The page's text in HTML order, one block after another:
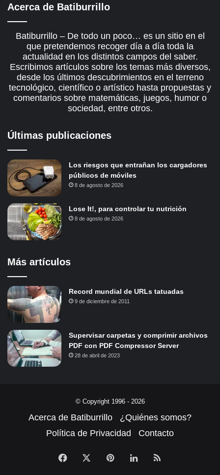
Acerca de Batiburrillo
Batiburrillo – De todo un poco… es un sitio en el
que pretendemos recoger día a día toda la
actualidad en los distintos campos del saber.
Escribimos artículos sobre los temas más diversos,
desde los últimos descubrimientos en el terreno
tecnológico, científico o artístico hasta propuestas y
comentarios sobre matemáticas, juegos, humor o
sociedad, entre otros.
Últimas publicaciones
Los riesgos que entrañan los cargadores
públicos de móviles
8 de agosto de 2026
Lose It!, para controlar tu nutrición
8 de agosto de 2026
Más artículos
Record mundial de URLs tatuadas
9 de diciembre de 2011
Supervisar carpetas y comprimir archivos
PDF con PDF Compressor Server
28 de abril de 2023
© Copyright 1996 - 2026
Acerca de Batiburrillo
¿Quiénes somos?
Política de Privacidad
Contacto
Facebook PinterestLinkedInRSS